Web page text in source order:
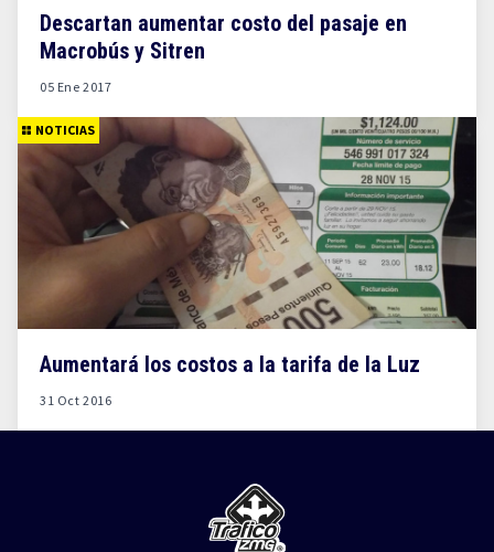
Descartan aumentar costo del pasaje en
Macrobús y Sitren
05 Ene 2017
NOTICIAS
Aumentará los costos a la tarifa de la Luz
31 Oct 2016